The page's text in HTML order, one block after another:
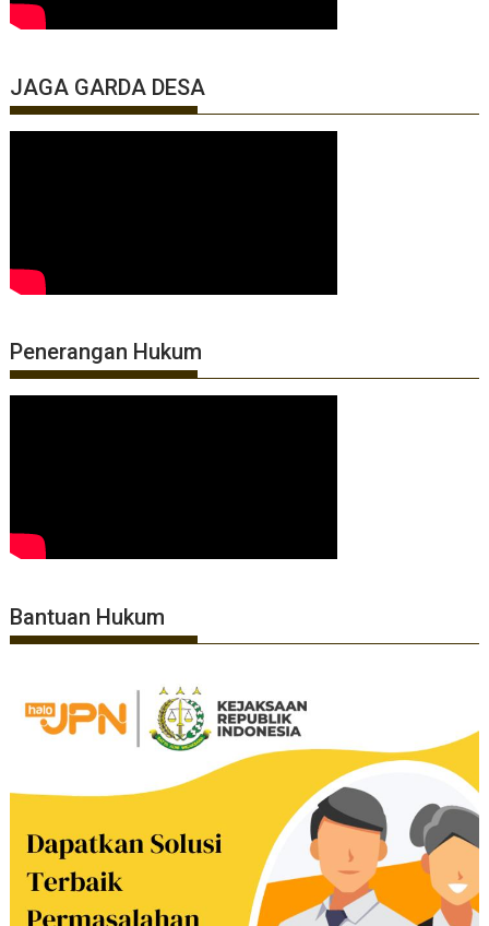
JAGA GARDA DESA
Penerangan Hukum
Bantuan Hukum